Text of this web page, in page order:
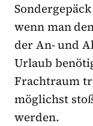
wenn man
der An- und
Urlaub
Frachtraum
möglichst
werden.